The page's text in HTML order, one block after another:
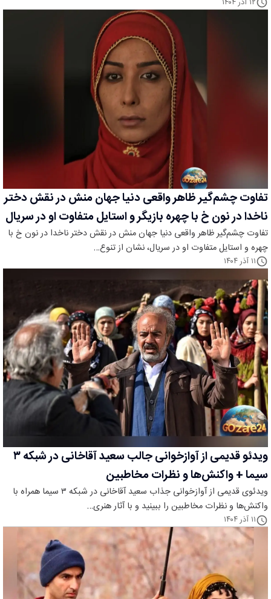
۱۲ آذر ۱۴۰۴
تفاوت چشم‌گیر ظاهر واقعی دنیا جهان منش در نقش دختر
ناخدا در نون خ با چهره بازیگر و استایل متفاوت او در سریال
تفاوت چشم‌گیر ظاهر واقعی دنیا جهان منش در نقش دختر ناخدا در نون خ با
چهره و استایل متفاوت او در سریال، نشان از تنوع…
۱۱ آذر ۱۴۰۴
ویدئو قدیمی از آوازخوانی جالب سعید آقاخانی در شبکه ۳
سیما + واکنش‌ها و نظرات مخاطبین
ویدئوی قدیمی از آوازخوانی جذاب سعید آقاخانی در شبکه ۳ سیما همراه با
واکنش‌ها و نظرات مخاطبین را ببینید و با آثار هنری…
۱۱ آذر ۱۴۰۴